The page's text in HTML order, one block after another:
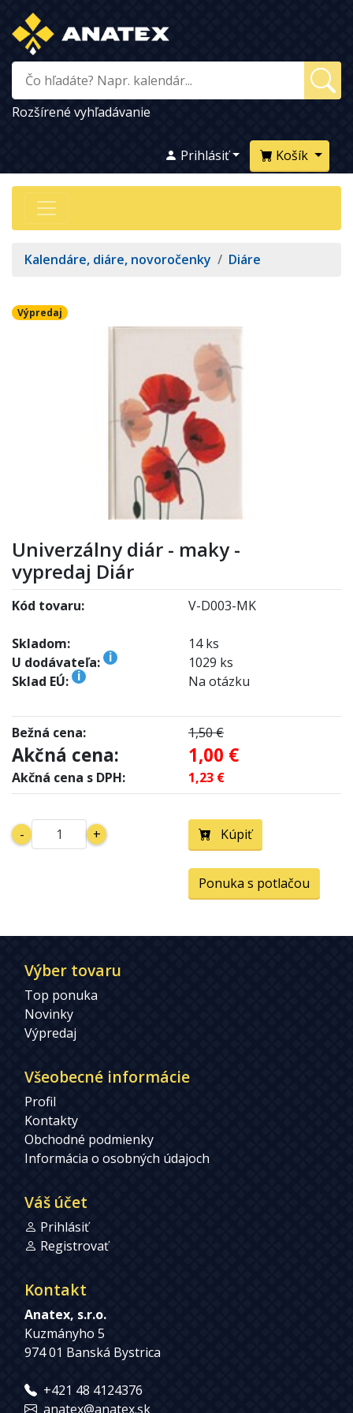
Rozšírené vyhľadávanie
Košík
Prihlásiť
Kalendáre, diáre, novoročenky / Diáre
Výpredaj
Univerzálny diár - maky -
vypredaj Diár
Kód tovaru: V-D003-MK
Skladom:
14 ks
U dodávateľa:
i
1029 ks
Sklad EÚ:
i Na otázku
Bežná cena: 1,50 €
Akčná cena: 1,00 €
Akčná cena s DPH: 1,23 €
- + Kúpiť
Ponuka s potlačou
Výber tovaru
Top ponuka
Novinky
Výpredaj
Všeobecné informácie
Profil
Kontakty
Obchodné podmienky
Informácia o osobných údajoch
Váš účet
Prihlásiť
Registrovať
Kontakt
Anatex, s.r.o.
Kuzmányho 5
974 01 Banská Bystrica
+421 48 4124376
anatex@anatex.sk